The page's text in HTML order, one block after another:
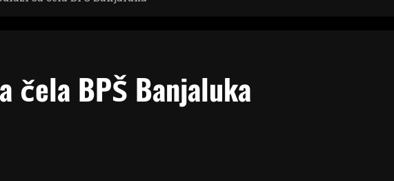
čela BPŠ Banjaluka